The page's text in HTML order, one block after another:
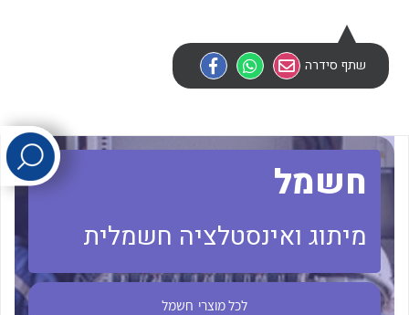
לכל מוצרי היצרן
לכל מוצרי היצרן לכל מוצרי היצרן
שתף סידרה
חשמל
מיתוג ואינסטלציה חשמלית
לכל מוצרי חשמל